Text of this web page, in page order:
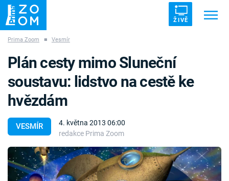
ŽIVĚ
ZÁHADY VETŘELCI DÁVNOVĚKU
Témata
Témata
Prima Zoom ■ Vesmír
VESMÍR
4. května 2013 06:00
redakce Prima Zoom
Plán cesty mimo Sluneční
soustavu: lidstvo na cestě ke
hvězdám